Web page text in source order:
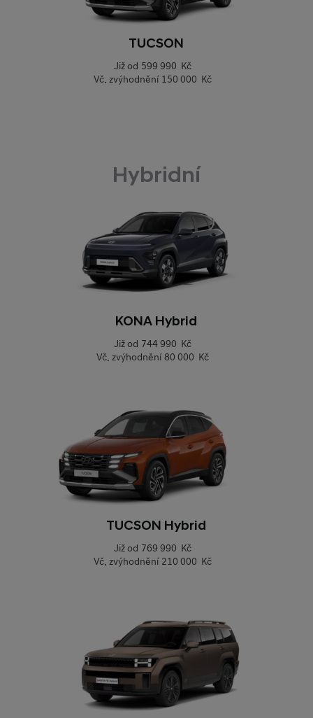
TUCSON
Již od 599 990 Kč
Vč. zvýhodnění 150 000 Kč
Hybridní
KONA Hybrid
Již od 744 990 Kč
Vč. zvýhodnění 80 000 Kč
TUCSON Hybrid
Již od 769 990 Kč
Vč. zvýhodnění 210 000 Kč